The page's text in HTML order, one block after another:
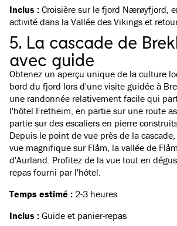
Inclus : Croisière sur le fjord Nærøyfjord,
activité dans la Vallée des Vikings et
5. La cascade de
avec guide
Obtenez un aperçu unique de la culture
bord du fjord lors d'une visite guidée à
une randonnée relativement facile qui
l'hôtel Fretheim, en partie sur une route
partie sur des escaliers en pierre
Depuis le point de vue près de la
vue magnifique sur Flåm, la vallée de
d'Aurland. Profitez de la vue tout en
repas fourni par l'hôtel.
Temps estimé : 2-3 heures
Inclus : Guide et panier-repas